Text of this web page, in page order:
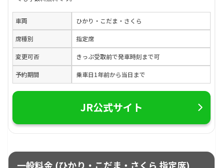
車両 ひかり・こだま・さくら
席種別 指定席
変更可否 きっぷ受取前で発車時刻まで可
予約期間 乗車日1年前から当日まで
JR公式サイト
一般料金 (ひかり・こだま・さくら 指定席)